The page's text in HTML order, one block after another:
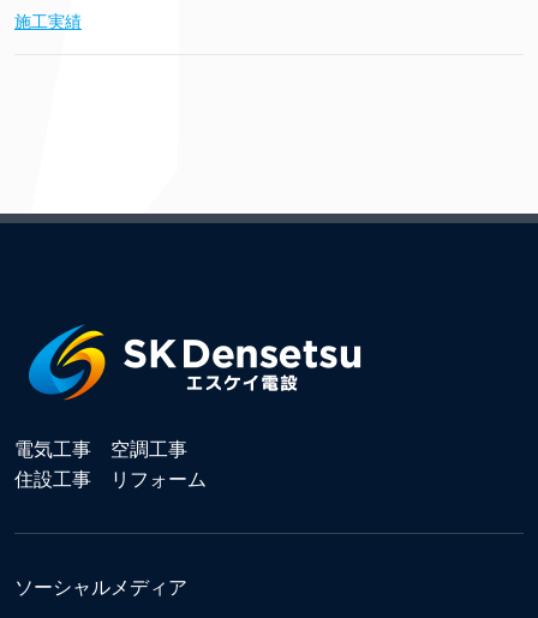
施工実績
電気工事 空調工事
住設工事 リフォーム
ソーシャルメディア